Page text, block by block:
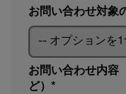
お問い合わせ対象
お問い合わせ内容
ど）*